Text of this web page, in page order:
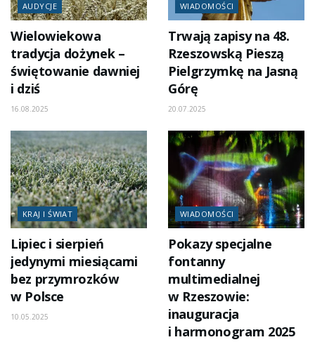
AUDYCJE
Wielowiekowa
tradycja dożynek –
świętowanie dawniej
i dziś
16.08.2025
WIADOMOŚCI
Trwają zapisy na 48.
Rzeszowską Pieszą
Pielgrzymkę na Jasną
Górę
20.07.2025
KRAJ I ŚWIAT
Lipiec i sierpień
jedynymi miesiącami
bez przymrozków
w Polsce
10.05.2025
WIADOMOŚCI
Pokazy specjalne
fontanny
multimedialnej
w Rzeszowie:
inauguracja
i harmonogram 2025